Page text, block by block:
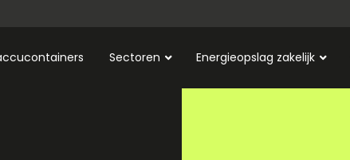
Sectoren Energieopslag zakelijk